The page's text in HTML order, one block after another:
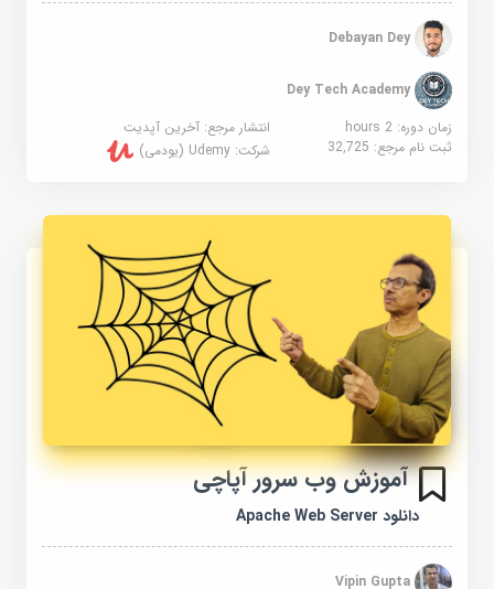
Debayan Dey
Dey Tech Academy
زمان دوره: 2 hours
انتشار مرجع:آخرین آپدیت
ثبت نام مرجع:32,725 شرکت:Udemy (یودمی)
آموزش وب سرور آپاچی
دانلود Apache Web Server
Vipin Gupta